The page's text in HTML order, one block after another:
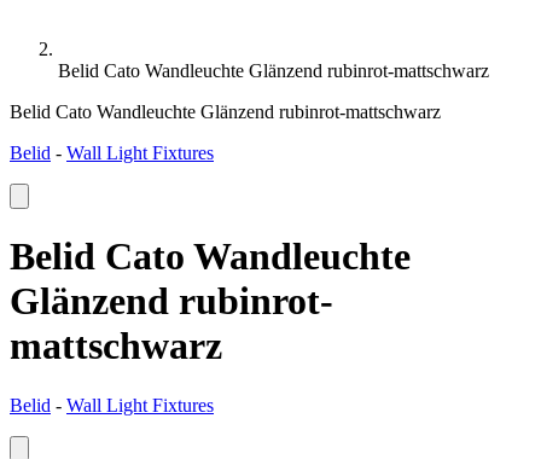
Belid Cato Wandleuchte Glänzend rubinrot-mattschwarz
Belid Cato Wandleuchte Glänzend rubinrot-mattschwarz
Belid - Wall Light Fixtures
Belid Cato Wandleuchte
Glänzend rubinrot-
mattschwarz
Belid - Wall Light Fixtures